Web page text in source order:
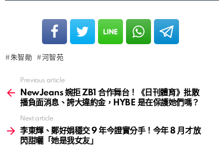
朱智勛 河智苑
more
Previous article
NewJeans 婉拒 ZB1 合作舞台！《日刊體育》批散
播負面消息、誇大違約金，HYBE 是在保護她們嗎？
Next article
李東輝、鄭好娟穩交 9 年今證實分手！今年 8 月才放
閃甜曬「她是我女友」